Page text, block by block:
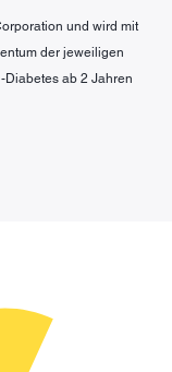
und wird mit
der jeweiligen
Diabetes ab 2 Jahren